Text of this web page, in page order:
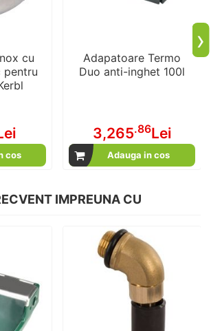
cu
pentru
cos
Adapatoare Termo
Duo anti-inghet 100l
3,265.86Lei
Adauga in cos
›
IMPREUNA CU